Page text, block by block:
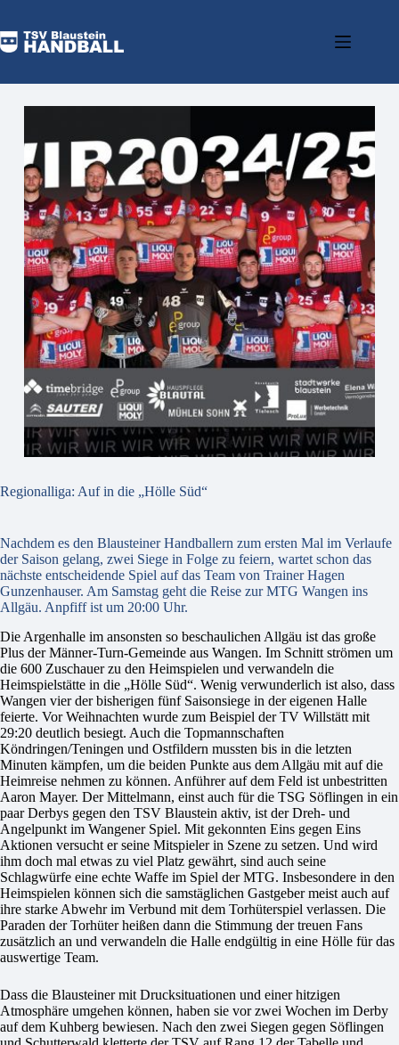
Regionalliga: Auf in die „Hölle Süd“
Nachdem es den Blausteiner Handballern zum ersten Mal im Verlaufe
der Saison gelang, zwei Siege in Folge zu feiern, wartet schon das
nächste entscheidende Spiel auf das Team von Trainer Hagen
Gunzenhauser. Am Samstag geht die Reise zur MTG Wangen ins
Allgäu. Anpfiff ist um 20:00 Uhr.
Die Argenhalle im ansonsten so beschaulichen Allgäu ist das große
Plus der Männer-Turn-Gemeinde aus Wangen. Im Schnitt strömen um
die 600 Zuschauer zu den Heimspielen und verwandeln die
Heimspielstätte in die „Hölle Süd“. Wenig verwunderlich ist also, dass
Wangen vier der bisherigen fünf Saisonsiege in der eigenen Halle
feierte. Vor Weihnachten wurde zum Beispiel der TV Willstätt mit
29:20 deutlich besiegt. Auch die Topmannschaften
Köndringen/Teningen und Ostfildern mussten bis in die letzten
Minuten kämpfen, um die beiden Punkte aus dem Allgäu mit auf die
Heimreise nehmen zu können. Anführer auf dem Feld ist unbestritten
Aaron Mayer. Der Mittelmann, einst auch für die TSG Söflingen in ein
paar Derbys gegen den TSV Blaustein aktiv, ist der Dreh- und
Angelpunkt im Wangener Spiel. Mit gekonnten Eins gegen Eins
Aktionen versucht er seine Mitspieler in Szene zu setzen. Und wird
ihm doch mal etwas zu viel Platz gewährt, sind auch seine
Schlagwürfe eine echte Waffe im Spiel der MTG. Insbesondere in den
Heimspielen können sich die samstäglichen Gastgeber meist auch auf
ihre starke Abwehr im Verbund mit dem Torhüterspiel verlassen. Die
Paraden der Torhüter heißen dann die Stimmung der treuen Fans
zusätzlich an und verwandeln die Halle endgültig in eine Hölle für das
auswertige Team.
Dass die Blausteiner mit Drucksituationen und einer hitzigen
Atmosphäre umgehen können, haben sie vor zwei Wochen im Derby
auf dem Kuhberg bewiesen. Nach den zwei Siegen gegen Söflingen